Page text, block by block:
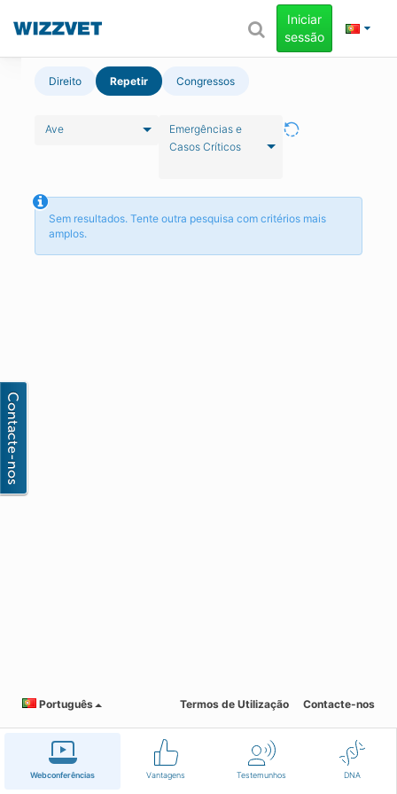
Webconferências Vantagens Testemunhos DNA
Iniciar
sessão
Direito Repetir Congressos
Ave
Emergências e
Casos Críticos
Sem resultados. Tente outra pesquisa com critérios mais
amplos.
Português Termos de Utilização Contacte-nos